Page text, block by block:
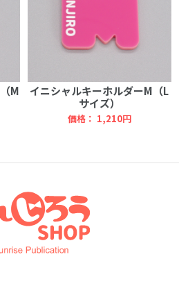
M
イニシャルキーホルダーM（L
サイズ）
価格： 1,210円